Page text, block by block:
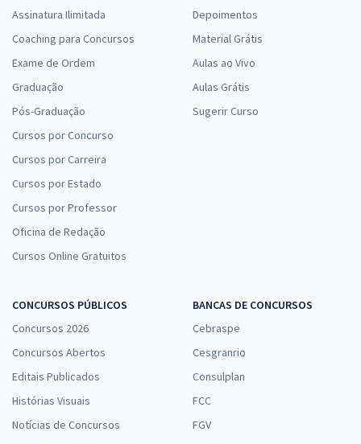
Assinatura Ilimitada
Coaching para Concursos
Exame de Ordem
Graduação
Pós-Graduação
Cursos por Concurso
Cursos por Carreira
Cursos por Estado
Cursos por Professor
Oficina de Redação
Cursos Online Gratuitos
Depoimentos
Material Grátis
Aulas ao Vivo
Aulas Grátis
Sugerir Curso
CONCURSOS PÚBLICOS
Concursos 2026
Concursos Abertos
Editais Publicados
Histórias Visuais
Notícias de Concursos
BANCAS DE CONCURSOS
Cebraspe
Cesgranrio
Consulplan
FCC
FGV